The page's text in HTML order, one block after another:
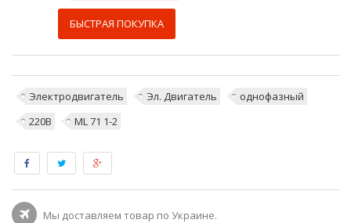
БЫСТРАЯ ПОКУПКА
Электродвигатель Эл. Двигатель
однофазный
220В
ML 71 1-2
Мы доставляем товар по Украине.